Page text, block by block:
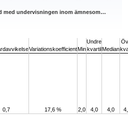
med undervisningen inom ämnesom…
VariationskoefficientMin
Undre
kvartilMedian
0,7 17,6 % 2,0 4,0 4,0